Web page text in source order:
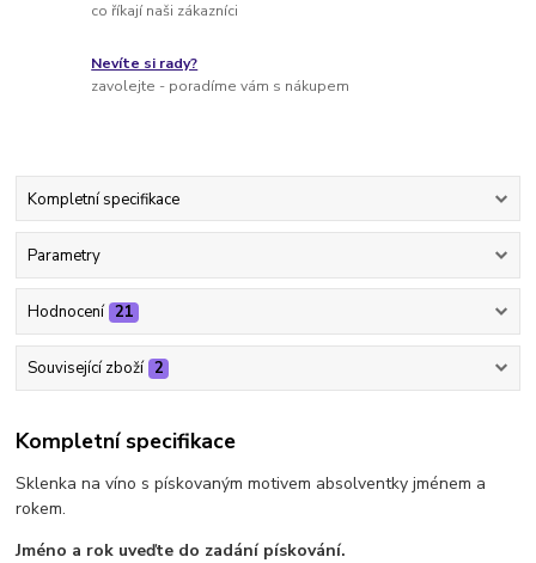
co říkají naši zákazníci
Nevíte si rady?
zavolejte - poradíme vám s nákupem
Kompletní specifikace
Parametry
Hodnocení 21
Související zboží 2
Kompletní specifikace
Sklenka na víno s pískovaným motivem absolventky jménem a
rokem.
Jméno a rok uveďte do zadání pískování.